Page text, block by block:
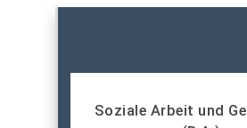
Soziale Arbeit und